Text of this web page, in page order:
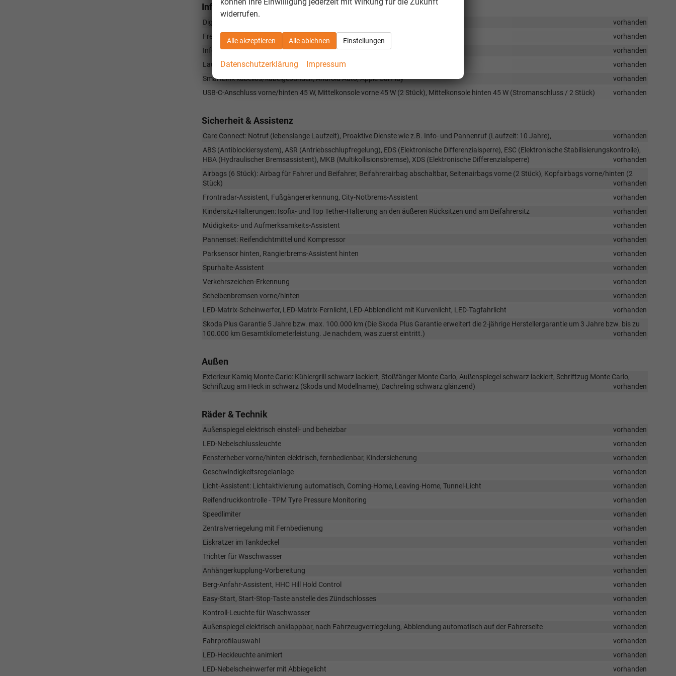
Infotainment & Kommunikation
Digitaler Radioempfang DAB+, Digital Audio Broadcasting
vorhanden
Freisprechanlage mit Bluetooth
vorhanden
Infotainment 8" Radio
vorhanden
Lautsprecher vorne/hinten (8 Stück)
vorhanden
SmartLink kabellos/kabelgebunden, Android Auto, Apple CarPlay
vorhanden
USB-C-Anschluss vorne/hinten 45 W, Mittelkonsole vorne 45 W (2 Stück), Mittelkonsole hinten 45 W (Stromanschluss / 2 Stück)
vorhanden
Sicherheit & Assistenz
Care Connect: Notruf (lebenslange Laufzeit), Proaktive Dienste wie z.B. Info- und Pannenruf (Laufzeit: 10 Jahre),
vorhanden
ABS (Antiblockiersystem), ASR (Antriebsschlupfregelung), EDS (Elektronische Differenzialsperre), ESC (Elektronische Stabilisierungskontrolle),
HBA (Hydraulischer Bremsassistent), MKB (Multikollisionsbremse), XDS (Elektronische Differenzialsperre)
vorhanden
Airbags (6 Stück): Airbag für Fahrer und Beifahrer, Beifahrerairbag abschaltbar, Seitenairbags vorne (2 Stück), Kopfairbags vorne/hinten (2
Stück)
vorhanden
Frontradar-Assistent, Fußgängererkennung, City-Notbrems-Assistent
vorhanden
Kindersitz-Halterungen: Isofix- und Top Tether-Halterung an den äußeren Rücksitzen und am Beifahrersitz
vorhanden
Müdigkeits- und Aufmerksamkeits-Assistent
vorhanden
Pannenset: Reifendichtmittel und Kompressor
vorhanden
Parksensor hinten, Rangierbrems-Assistent hinten
vorhanden
Spurhalte-Assistent
vorhanden
Verkehrszeichen-Erkennung
vorhanden
Scheibenbremsen vorne/hinten
vorhanden
LED-Matrix-Scheinwerfer, LED-Matrix-Fernlicht, LED-Abblendlicht mit Kurvenlicht, LED-Tagfahrlicht
vorhanden
Skoda Plus Garantie 5 Jahre bzw. max. 100.000 km (Die Skoda Plus Garantie erweitert die 2-jährige Herstellergarantie um 3 Jahre bzw. bis zu
100.000 km Gesamtkilometerleistung. Je nachdem, was zuerst eintritt.)
vorhanden
Außen
Exterieur Kamiq Monte Carlo: Kühlergrill schwarz lackiert, Stoßfänger Monte Carlo, Außenspiegel schwarz lackiert, Schriftzug Monte Carlo,
Schriftzug am Heck in schwarz (Skoda und Modellname), Dachreling schwarz glänzend)
vorhanden
Räder & Technik
Außenspiegel elektrisch einstell- und beheizbar
vorhanden
LED-Nebelschlussleuchte
vorhanden
Fensterheber vorne/hinten elektrisch, fernbedienbar, Kindersicherung
vorhanden
Geschwindigkeitsregelanlage
vorhanden
Licht-Assistent: Lichtaktivierung automatisch, Coming-Home, Leaving-Home, Tunnel-Licht
vorhanden
Reifendruckkontrolle - TPM Tyre Pressure Monitoring
vorhanden
Speedlimiter
vorhanden
Zentralverriegelung mit Fernbedienung
vorhanden
Eiskratzer im Tankdeckel
vorhanden
Trichter für Waschwasser
vorhanden
Anhängerkupplung-Vorbereitung
vorhanden
Berg-Anfahr-Assistent, HHC Hill Hold Control
vorhanden
Easy-Start, Start-Stop-Taste anstelle des Zündschlosses
vorhanden
Kontroll-Leuchte für Waschwasser
vorhanden
Außenspiegel elektrisch anklappbar, nach Fahrzeugverriegelung, Abblendung automatisch auf der Fahrerseite
vorhanden
Fahrprofilauswahl
vorhanden
LED-Heckleuchte animiert
vorhanden
LED-Nebelscheinwerfer mit Abbiegelicht
vorhanden
widerrufen.
Alle akzeptieren Alle ablehnen Einstellungen
Datenschutzerklärung Impressum